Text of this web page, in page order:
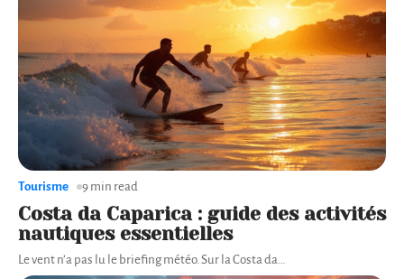
Costa da Caparica : guide des activités
nautiques essentielles
Le vent n’a pas lu le briefing météo. Sur la Costa da…
Tourisme 9 min read